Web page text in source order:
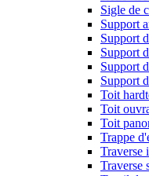
Sigle de
Support
Support
Support
Support
Support
Toit
Toit
Toit
Trappe
Traverse
Traverse